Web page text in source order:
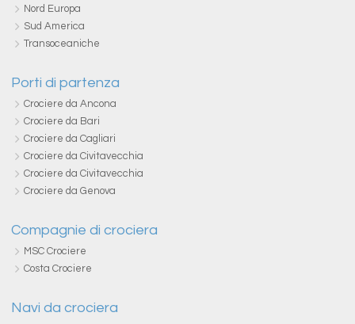
Nord Europa
Sud America
Transoceaniche
Porti di partenza
Crociere da Ancona
Crociere da Bari
Crociere da Cagliari
Crociere da Civitavecchia
Crociere da Civitavecchia
Crociere da Genova
Compagnie di crociera
MSC Crociere
Costa Crociere
Navi da crociera